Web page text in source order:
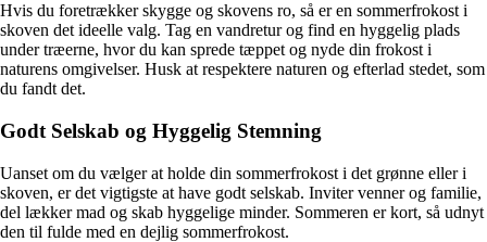
Hvis du foretrækker skygge og skovens ro, så er en sommerfrokost i
skoven det ideelle valg. Tag en vandretur og find en hyggelig plads
under træerne, hvor du kan sprede tæppet og nyde din frokost i
naturens omgivelser. Husk at respektere naturen og efterlad stedet, som
du fandt det.
Godt Selskab og Hyggelig Stemning
Uanset om du vælger at holde din sommerfrokost i det grønne eller i
skoven, er det vigtigste at have godt selskab. Inviter venner og familie,
del lækker mad og skab hyggelige minder. Sommeren er kort, så udnyt
den til fulde med en dejlig sommerfrokost.